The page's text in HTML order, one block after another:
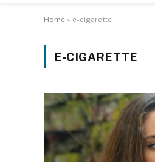
Home » e-cigarette
E-CIGARETTE